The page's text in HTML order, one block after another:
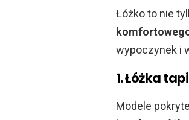
Łóżko to nie
wypoczynek i
1. Łóżka
Modele